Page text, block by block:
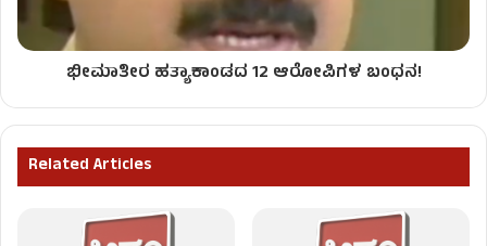
ಭೀಮಾತೀರ ಹತ್ಯಾಕಾಂಡದ 12 ಆರೋಪಿಗಳ ಬಂಧನ!
Related Articles